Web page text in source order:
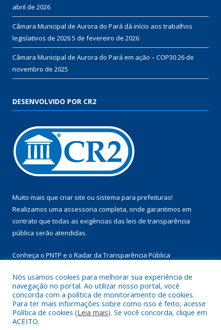
abril de 2026
Câmara Municipal de Aurora do Pará dá início aos trabalhos
legislativos de 20265 de fevereiro de 2026
Câmara Municipal de Aurora do Pará em ação – COP3026 de
novembro de 2025
DESENVOLVIDO POR CR2
Muito mais que criar site ou sistema para prefeituras!
Realizamos uma assessoria completa, onde garantimos em
contrato que todas as exigências das leis de transparência
pública serão atendidas.
Conheça o PNTP e o Radar da Transparência Pública
Todos os direitos reservados a Câmara Municipal de Aurora do
Pará.
Nós usamos cookies para melhorar sua experiência de
navegação no portal. Ao utilizar nosso portal, você
concorda com a política de monitoramento de cookies.
Para ter mais informações sobre como isso é feito, acesse
Política de cookies (Leia mais). Se você concorda, clique em
ACEITO.